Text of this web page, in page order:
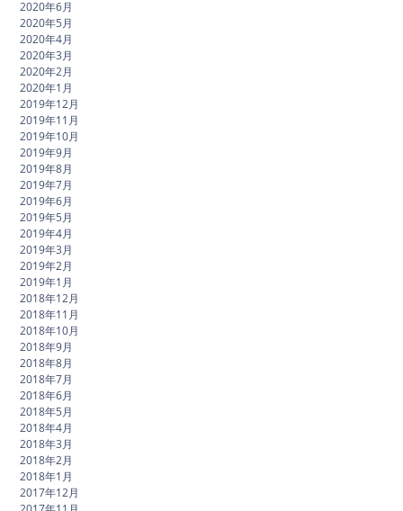
2020年6月
2020年5月
2020年4月
2020年3月
2020年2月
2020年1月
2019年12月
2019年11月
2019年10月
2019年9月
2019年8月
2019年7月
2019年6月
2019年5月
2019年4月
2019年3月
2019年2月
2019年1月
2018年12月
2018年11月
2018年10月
2018年9月
2018年8月
2018年7月
2018年6月
2018年5月
2018年4月
2018年3月
2018年2月
2018年1月
2017年12月